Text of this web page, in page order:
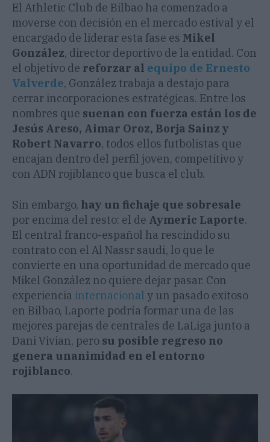
El Athletic Club de Bilbao ha comenzado a
moverse con decisión en el mercado estival y el
encargado de liderar esta fase es Mikel
González, director deportivo de la entidad. Con
el objetivo de reforzar al equipo de Ernesto
Valverde, González trabaja a destajo para
cerrar incorporaciones estratégicas. Entre los
nombres que suenan con fuerza están los de
Jesús Areso, Aimar Oroz, Borja Sainz y
Robert Navarro, todos ellos futbolistas que
encajan dentro del perfil joven, competitivo y
con ADN rojiblanco que busca el club.
Sin embargo, hay un fichaje que sobresale
por encima del resto: el de Aymeric Laporte.
El central franco-español ha rescindido su
contrato con el Al Nassr saudí, lo que le
convierte en una oportunidad de mercado que
Mikel González no quiere dejar pasar. Con
experiencia internacional y un pasado exitoso
en Bilbao, Laporte podría formar una de las
mejores parejas de centrales de LaLiga junto a
Dani Vivian, pero su posible regreso no
genera unanimidad en el entorno
rojiblanco.